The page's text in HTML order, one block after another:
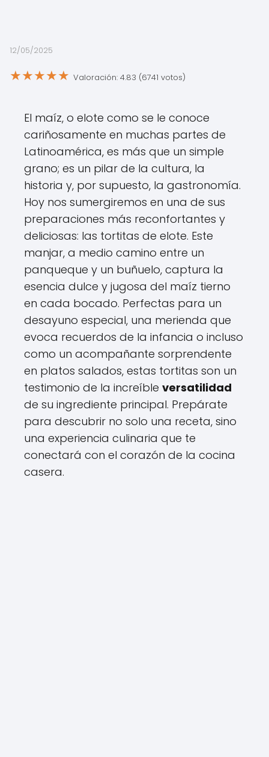
12/05/2025
★★★★★ Valoración: 4.83 (6741 votos)
El maíz, o elote como se le conoce
cariñosamente en muchas partes de
Latinoamérica, es más que un simple
grano; es un pilar de la cultura, la
historia y, por supuesto, la gastronomía.
Hoy nos sumergiremos en una de sus
preparaciones más reconfortantes y
deliciosas: las tortitas de elote. Este
manjar, a medio camino entre un
panqueque y un buñuelo, captura la
esencia dulce y jugosa del maíz tierno
en cada bocado. Perfectas para un
desayuno especial, una merienda que
evoca recuerdos de la infancia o incluso
como un acompañante sorprendente
en platos salados, estas tortitas son un
testimonio de la increíble versatilidad
de su ingrediente principal. Prepárate
para descubrir no solo una receta, sino
una experiencia culinaria que te
conectará con el corazón de la cocina
casera.